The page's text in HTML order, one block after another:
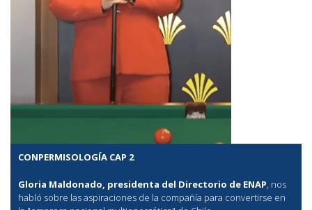
CONPERMISOLOGÍA CAP 2
Gloria Maldonado, presidenta del Directorio de ENAP, nos
habló sobre las aspiraciones de la compañía para convertirse en